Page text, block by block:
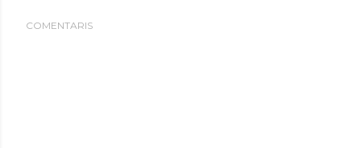
COMENTARIS